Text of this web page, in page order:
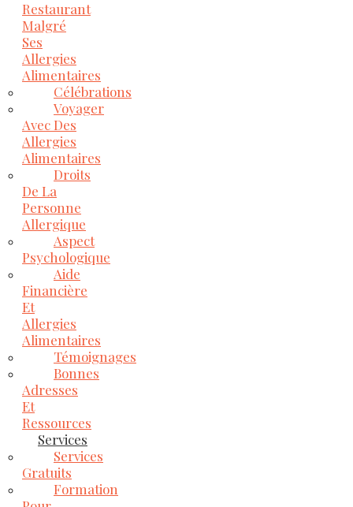
Restaurant
Malgré
Ses
Allergies
Alimentaires
Célébrations
Voyager
Avec Des
Allergies
Alimentaires
Droits
De La
Personne
Allergique
Aspect
Psychologique
Aide
Financière
Et
Allergies
Alimentaires
Témoignages
Bonnes
Adresses
Et
Ressources
Services
Services
Gratuits
Formation